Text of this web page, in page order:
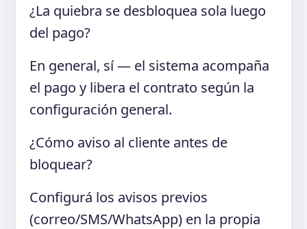
¿La quiebra se desbloquea sola luego
del pago?
En general, sí — el sistema acompaña
el pago y libera el contrato según la
configuración general.
¿Cómo aviso al cliente antes de
bloquear?
Configurá los avisos previos
(correo/SMS/WhatsApp) en la propia